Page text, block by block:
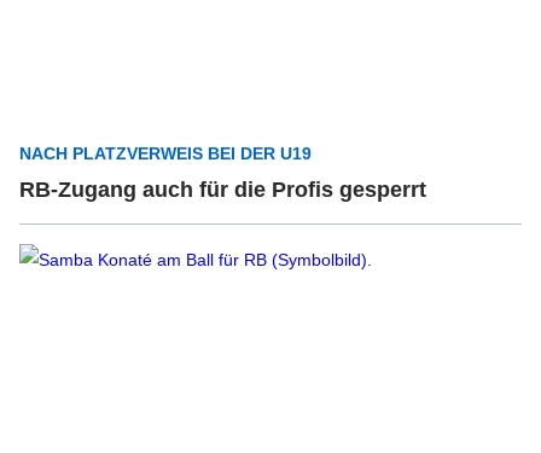
NACH PLATZVERWEIS BEI DER U19
RB-Zugang auch für die Profis gesperrt